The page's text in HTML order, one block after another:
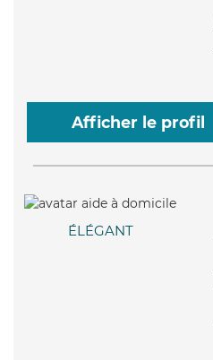
Afficher le profil
ÉLÉGANT